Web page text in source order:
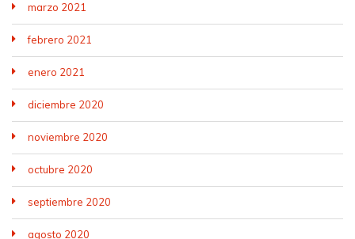
marzo 2021
febrero 2021
enero 2021
diciembre 2020
noviembre 2020
octubre 2020
septiembre 2020
agosto 2020